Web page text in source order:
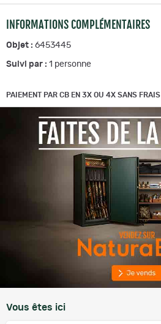
INFORMATIONS COMPLÉMENTAIRES
Objet : 6453445
Suivi par : 1 personne
PAIEMENT PAR CB EN 3X OU 4X SANS FRAIS
Vous êtes ici